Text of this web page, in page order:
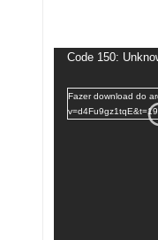
deCode 150:
Fazer download do